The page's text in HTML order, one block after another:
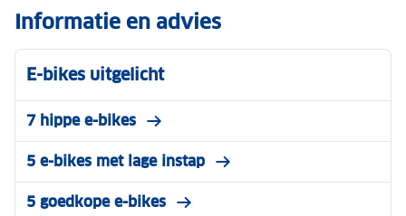
Informatie en advies
E-bikes uitgelicht
7 hippe e-bikes
5 e-bikes met lage instap
5 goedkope e-bikes